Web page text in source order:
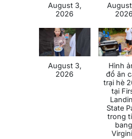
August 3,
2026
2026
August 3,
2026
Hình
đổ ăn
trại hè
tại
State
trong
bang